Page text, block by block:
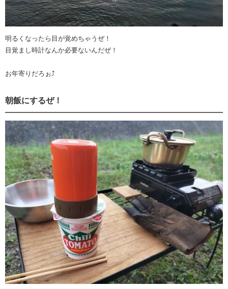
明るくなったら目が覚めちゃうぜ！
目覚まし時計なんか必要ないんだぜ！
お年寄りだろぉ⤴︎
朝飯にするぜ！